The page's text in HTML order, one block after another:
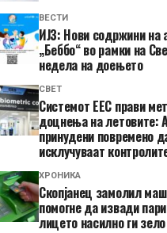
ВЕСТИ
ИЈЗ: Нови содржини на
„Беббо“ во рамки на
недела на доењето
СВЕТ
Системот ЕЕС прави
доцнења на летовите:
принудени повремено
исклучуваат
ХРОНИКА
Скопјанец замолил
помогне да извади
лицето насилно ги